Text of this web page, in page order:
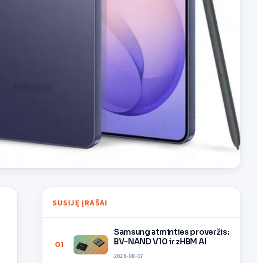
SUSIJĘ ĮRAŠAI
01
Samsung atminties proveržis:
BV-NAND V10 ir zHBM AI
2026-08-07